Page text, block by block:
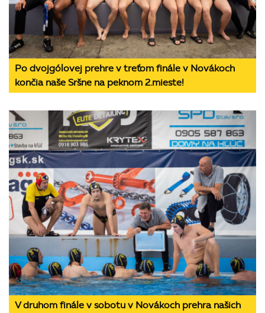
Po dvojgólovej prehre v treťom finále v Novákoch
končia naše Sršne na peknom 2.mieste!
V druhom finále v sobotu v Novákoch prehra našich